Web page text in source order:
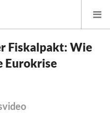
Finanzpolitik
Fiskalpakt: Wie
Eurokrise